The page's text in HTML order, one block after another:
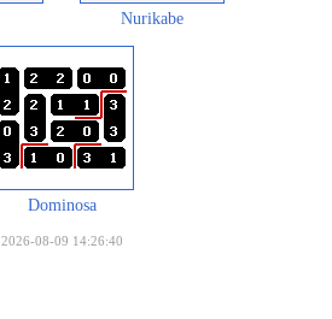
Nurikabe
Dominosa
2026-08-09 14:26:40